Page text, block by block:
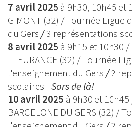
7 avril 2025 à 9h30, 10h45 et
GIMONT (32) / Tournée Ligue
du Gers/3 représentations
8 avril 2025 à 9h15 et 10h30 /
FLEURANCE (32) / Tournée
l'enseignement du Gers/2
scolaires -Sors de là!
10 avril 2025 à 9h30 et
BARCELONE DU GERS (32) /